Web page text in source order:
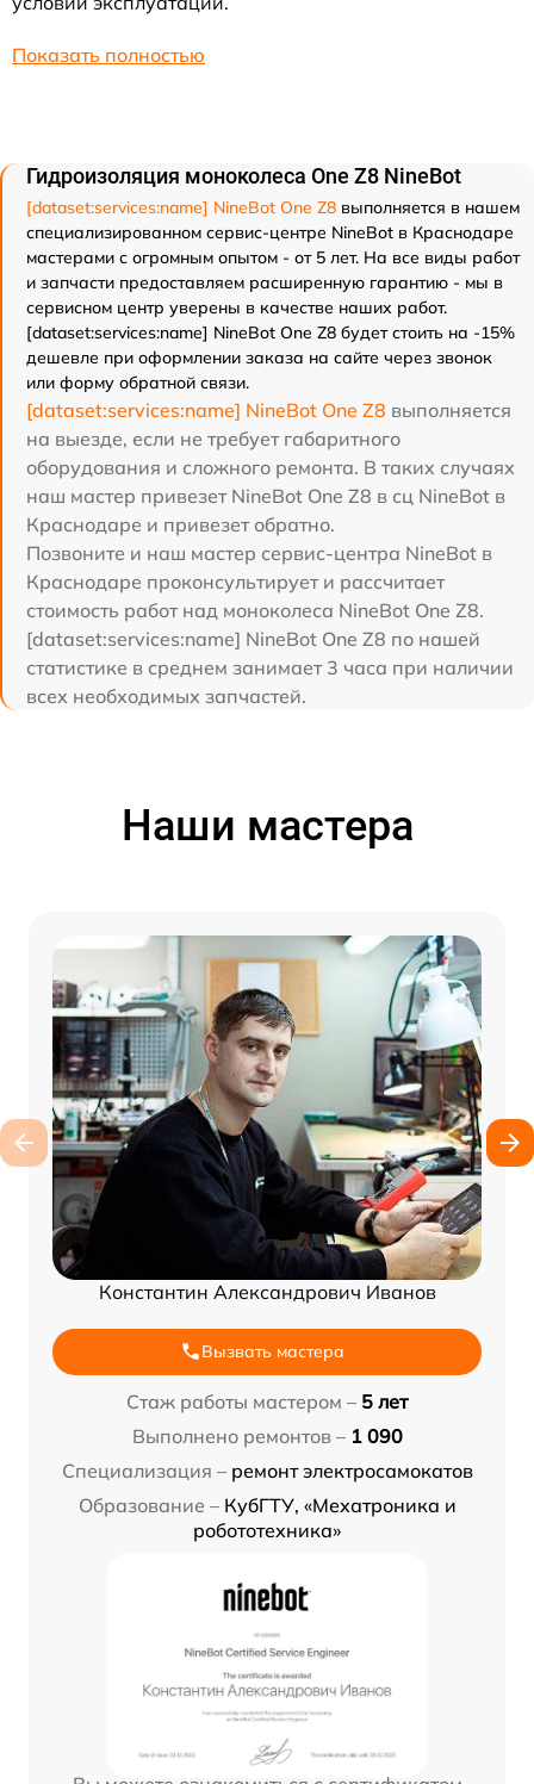
Показать полностью
Гидроизоляция моноколеса One Z8 NineBot
[dataset:services:name] NineBot One Z8 выполняется в нашем
специализированном сервис-центре NineBot в Краснодаре
мастерами с огромным опытом - от 5 лет. На все виды работ
и запчасти предоставляем расширенную гарантию - мы в
сервисном центр уверены в качестве наших работ.
[dataset:services:name] NineBot One Z8 будет стоить на -15%
дешевле при оформлении заказа на сайте через звонок
или форму обратной связи.
[dataset:services:name] NineBot One Z8 выполняется
на выезде, если не требует габаритного
оборудования и сложного ремонта. В таких случаях
наш мастер привезет NineBot One Z8 в сц NineBot в
Краснодаре и привезет обратно.
Позвоните и наш мастер сервис-центра NineBot в
Краснодаре проконсультирует и рассчитает
стоимость работ над моноколеса NineBot One Z8.
[dataset:services:name] NineBot One Z8 по нашей
статистике в среднем занимает 3 часа при наличии
всех необходимых запчастей.
Наши мастера
Константин Александрович Иванов
Вызвать мастера
Стаж работы мастером – 5 лет
Выполнено ремонтов – 1 090
Специализация – ремонт электросамокатов
Образование – КубГТУ, «Мехатроника и
робототехника»